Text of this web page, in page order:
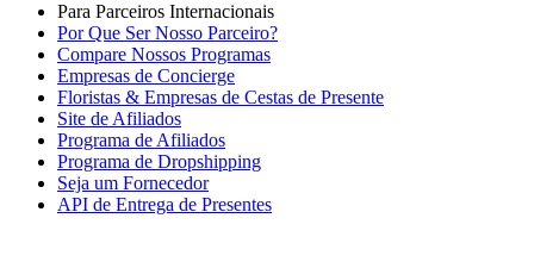
Para Parceiros Internacionais
Por Que Ser Nosso Parceiro?
Compare Nossos Programas
Empresas de Concierge
Floristas & Empresas de Cestas de Presente
Site de Afiliados
Programa de Afiliados
Programa de Dropshipping
Seja um Fornecedor
API de Entrega de Presentes